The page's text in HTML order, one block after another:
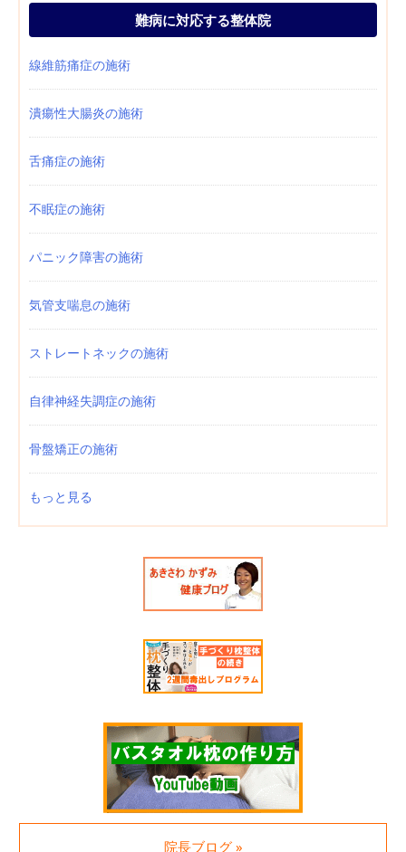
難病に対応する整体院
線維筋痛症の施術
潰瘍性大腸炎の施術
舌痛症の施術
不眠症の施術
パニック障害の施術
気管支喘息の施術
ストレートネックの施術
自律神経失調症の施術
骨盤矯正の施術
もっと見る
院長ブログ »